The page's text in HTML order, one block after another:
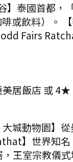
泰國首都，
或飲料）。
Fairs
居飯店 或 4★
動物園】
】世界知
王室宗教儀